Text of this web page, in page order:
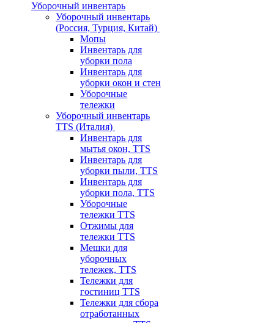
Уборочный инвентарь
Уборочный инвентарь
(Россия, Турция, Китай)
Мопы
Инвентарь для
уборки пола
Инвентарь для
уборки окон и стен
Уборочные
тележки
Уборочный инвентарь
TTS (Италия)
Инвентарь для
мытья окон, TTS
Инвентарь для
уборки пыли, TTS
Инвентарь для
уборки пола, TTS
Уборочные
тележки TTS
Отжимы для
тележки TTS
Мешки для
уборочных
тележек, TTS
Тележки для
гостиниц TTS
Тележки для сбора
отработанных